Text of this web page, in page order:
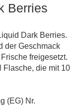
Berries
Dark Berries.
der Geschmack
freigesetzt.
Flasche, die mit 10
(EG) Nr.